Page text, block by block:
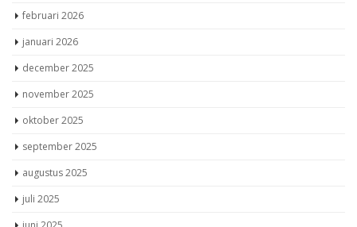
februari 2026
januari 2026
december 2025
november 2025
oktober 2025
september 2025
augustus 2025
juli 2025
juni 2025